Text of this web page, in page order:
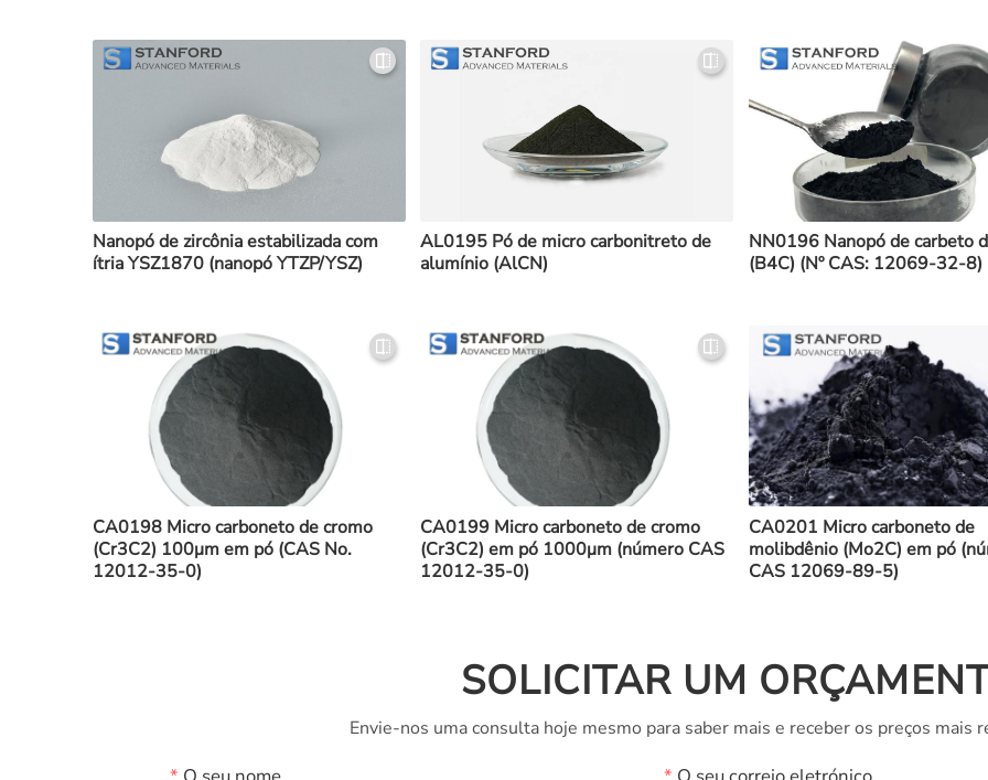
Nanopó de zircônia estabilizada com
ítria YSZ1870 (nanopó YTZP/YSZ)
AL0195 Pó de micro carbonitreto de
alumínio (AlCN)
NN0196 Nanopó de carbeto
(B4C) (Nº CAS: 12069-32-8)
CA0198 Micro carboneto de cromo
(Cr3C2) 100μm em pó (CAS No.
12012-35-0)
CA0199 Micro carboneto de cromo
(Cr3C2) em pó 1000μm (número CAS
12012-35-0)
CA0201 Micro carboneto de
molibdênio (Mo2C) em pó
CAS 12069-89-5)
SOLICITAR UM
Envie-nos uma consulta hoje mesmo para saber mais e receber os preços mais